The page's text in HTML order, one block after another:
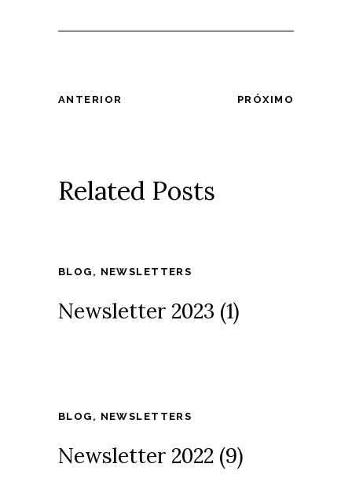
ANTERIOR PRÓXIMO
Related Posts
BLOG , NEWSLETTERS
Newsletter 2023 (1)
BLOG , NEWSLETTERS
Newsletter 2022 (9)